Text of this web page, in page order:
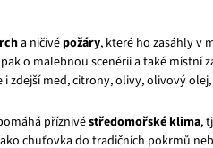
a ničivépožáry, které ho zasáhly v
o malebnou scenérii a také místní
i zdejší med, citrony, olivy, olivový
příznivéstředomořské klima,
chuťovka do tradičních pokrmů